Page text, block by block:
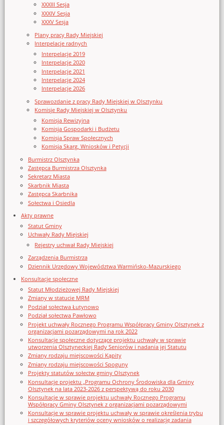
XXXIII Sesja
XXXIV Sesja
XXXV Sesja
Plany pracy Rady Miejskiej
Interpelacje radnych
Interpelacje 2019
Interpelacje 2020
Interpelacje 2021
Interpelacje 2024
Interpelacje 2026
Sprawozdanie z pracy Rady Miejskiej w Olsztynku
Komisje Rady Miejskiej w Olsztynku
Komisja Rewizyjna
Komisja Gospodarki i Budżetu
Komisja Spraw Społecznych
Komisja Skarg, Wniosków i Petycji
Burmistrz Olsztynka
Zastępca Burmistrza Olsztynka
Sekretarz Miasta
Skarbnik Miasta
Zastępca Skarbnika
Sołectwa i Osiedla
Akty prawne
Statut Gminy
Uchwały Rady Miejskiej
Rejestry uchwał Rady Miejskiej
Zarządzenia Burmistrza
Dziennik Urzędowy Województwa Warmińsko-Mazurskiego
Konsultacje społeczne
Statut Młodzieżowej Rady Miejskiej
Zmiany w statucie MRM
Podział sołectwa Łutynowo
Podział sołectwa Pawłowo
Projekt uchwały Rocznego Programu Współpracy Gminy Olsztynek z
organizacjami pozarządowymi na rok 2022
Konsultacje społeczne dotyczące projektu uchwały w sprawie
utworzenia Olsztyneckiej Rady Seniorów i nadania jej Statutu
Zmiany rodzaju miejscowości Kąpity
Zmiany rodzaju miejscowości Spoguny
Projekty statutów sołectw gminy Olsztynek
Konsultacje projektu „Programu Ochrony Środowiska dla Gminy
Olsztynek na lata 2023-2026 z perspektywą do roku 2030
Konsultacje w sprawie projektu uchwały Rocznego Programu
Współpracy Gminy Olsztynek z organizacjami pozarządowymi
Konsultacje w sprawie projektu uchwały w sprawie określenia trybu
i szczegółowych kryteriów oceny wniosków o realizację zadania